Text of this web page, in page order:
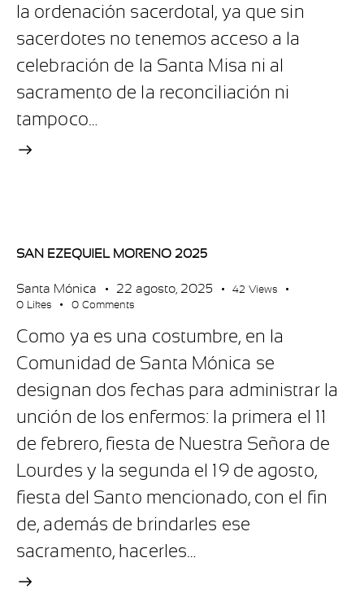
la ordenación sacerdotal, ya que sin
sacerdotes no tenemos acceso a la
celebración de la Santa Misa ni al
sacramento de la reconciliación ni
tampoco…
SAN EZEQUIEL MORENO 2025
Santa Mónica 22 agosto, 2025 42 Views
0 Likes 0 Comments
Como ya es una costumbre, en la
Comunidad de Santa Mónica se
designan dos fechas para administrar la
unción de los enfermos: la primera el 11
de febrero, fiesta de Nuestra Señora de
Lourdes y la segunda el 19 de agosto,
fiesta del Santo mencionado, con el fin
de, además de brindarles ese
sacramento, hacerles…